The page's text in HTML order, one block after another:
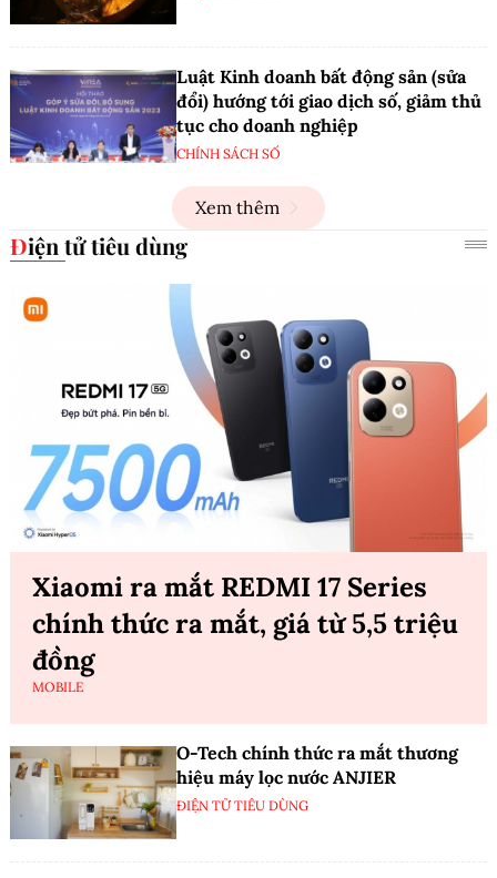
Luật Kinh doanh bất động sản (sửa
đổi) hướng tới giao dịch số, giảm thủ
tục cho doanh nghiệp
CHÍNH SÁCH SỐ
Xem thêm
Điện tử tiêu dùng
Xiaomi ra mắt REDMI 17 Series
chính thức ra mắt, giá từ 5,5 triệu
đồng
MOBILE
O-Tech chính thức ra mắt thương
hiệu máy lọc nước ANJIER
ĐIỆN TỬ TIÊU DÙNG